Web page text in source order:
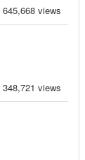
645,668 views
348,721 views